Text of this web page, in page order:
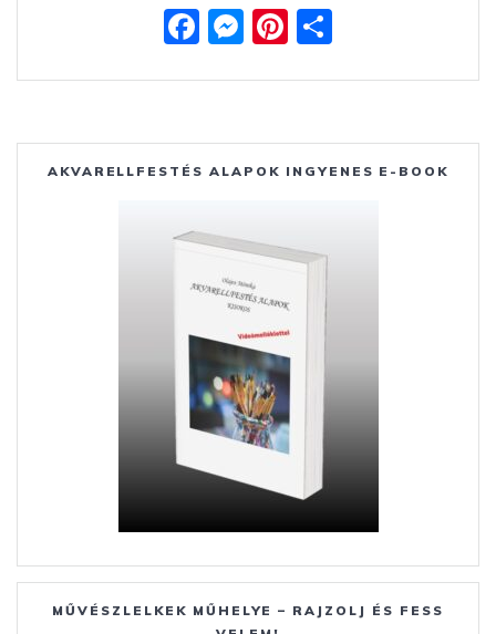
F
ac
e
b
o
k
M
e
ss
e
n
er
Pi
nt
er
e
st
za
m
e
AKVARELLFESTÉS ALAPOK INGYENES E-BOOK
MŰVÉSZLELKEK MŰHELYE – RAJZOLJ ÉS FESS